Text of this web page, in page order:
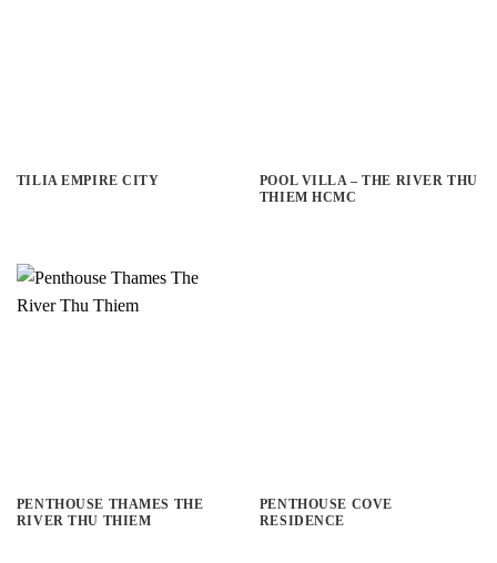
TILIA EMPIRE CITY
POOL VILLA – THE RIVER THU
THIEM HCMC
PENTHOUSE THAMES THE
RIVER THU THIEM
PENTHOUSE COVE
RESIDENCE